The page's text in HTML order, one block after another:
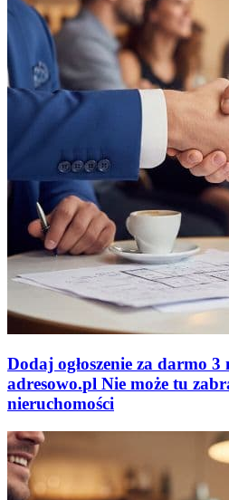
Dodaj ogłoszenie za darmo 3
adresowo.pl Nie może tu
nieruchomości